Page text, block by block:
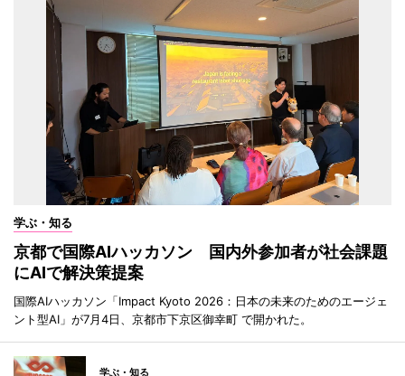
学ぶ・知る
京都で国際AIハッカソン 国内外参加者が社会課題
にAIで解決策提案
国際AIハッカソン「Impact Kyoto 2026：日本の未来のためのエージェ
ント型AI」が7月4日、京都市下京区御幸町 で開かれた。
学ぶ・知る